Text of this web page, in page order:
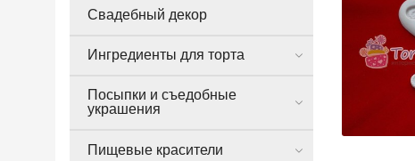
Свадебный декор
Ингредиенты для торта
Посыпки и съедобные
украшения
Пищевые красители